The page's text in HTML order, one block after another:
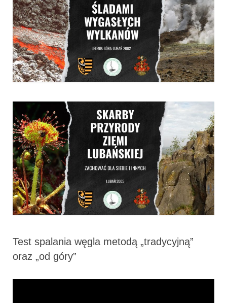
Test spalania węgla metodą „tradycyjną”
oraz „od góry”